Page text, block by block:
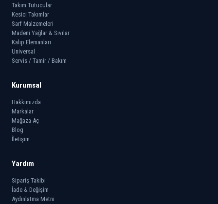
Takım Tutucular
Kesici Takımlar
Sarf Malzemeleri
Madeni Yağlar & Sıvılar
Kalıp Elemanları
Universal
Servis / Tamir / Bakım
Kurumsal
Hakkımızda
Markalar
Mağaza Aç
Blog
İletişim
Yardım
Sipariş Takibi
İade & Değişim
Aydınlatma Metni